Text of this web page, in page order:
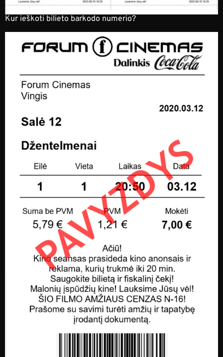
Kur ieškoti bilieto barkodo numerio?